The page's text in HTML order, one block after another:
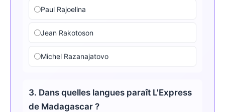
Paul Rajoelina
Jean Rakotoson
Michel Razanajatovo
3. Dans quelles langues paraît L'Express
de Madagascar ?